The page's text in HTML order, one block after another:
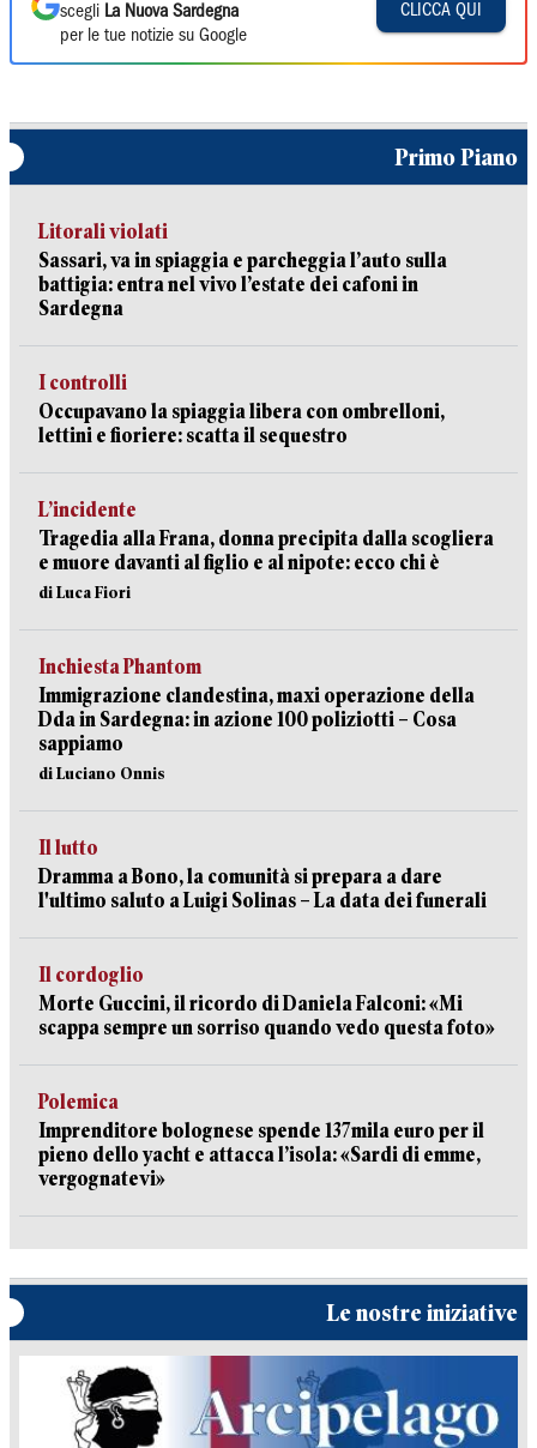
scegli La Nuova Sardegna
per le tue notizie su Google
CLICCA QUI
Primo Piano
Litorali violati
Sassari, va in spiaggia e parcheggia l’auto sulla
battigia: entra nel vivo l’estate dei cafoni in
Sardegna
I controlli
Occupavano la spiaggia libera con ombrelloni,
lettini e fioriere: scatta il sequestro
L’incidente
Tragedia alla Frana, donna precipita dalla scogliera
e muore davanti al figlio e al nipote: ecco chi è
di Luca Fiori
Inchiesta Phantom
Immigrazione clandestina, maxi operazione della
Dda in Sardegna: in azione 100 poliziotti – Cosa
sappiamo
di Luciano Onnis
Il lutto
Dramma a Bono, la comunità si prepara a dare
l'ultimo saluto a Luigi Solinas – La data dei funerali
Il cordoglio
Morte Guccini, il ricordo di Daniela Falconi: «Mi
scappa sempre un sorriso quando vedo questa foto»
Polemica
Imprenditore bolognese spende 137mila euro per il
pieno dello yacht e attacca l’isola: «Sardi di emme,
vergognatevi»
Le nostre iniziative